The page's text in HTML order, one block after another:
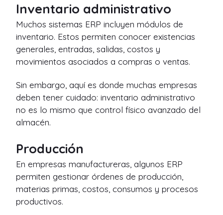
Inventario administrativo
Muchos sistemas ERP incluyen módulos de
inventario. Estos permiten conocer existencias
generales, entradas, salidas, costos y
movimientos asociados a compras o ventas.
Sin embargo, aquí es donde muchas empresas
deben tener cuidado: inventario administrativo
no es lo mismo que control físico avanzado del
almacén.
Producción
En empresas manufactureras, algunos ERP
permiten gestionar órdenes de producción,
materias primas, costos, consumos y procesos
productivos.